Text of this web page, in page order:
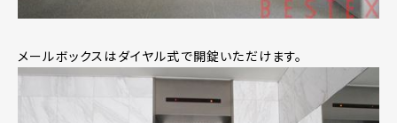
メールボックスはダイヤル式で開錠いただけます。